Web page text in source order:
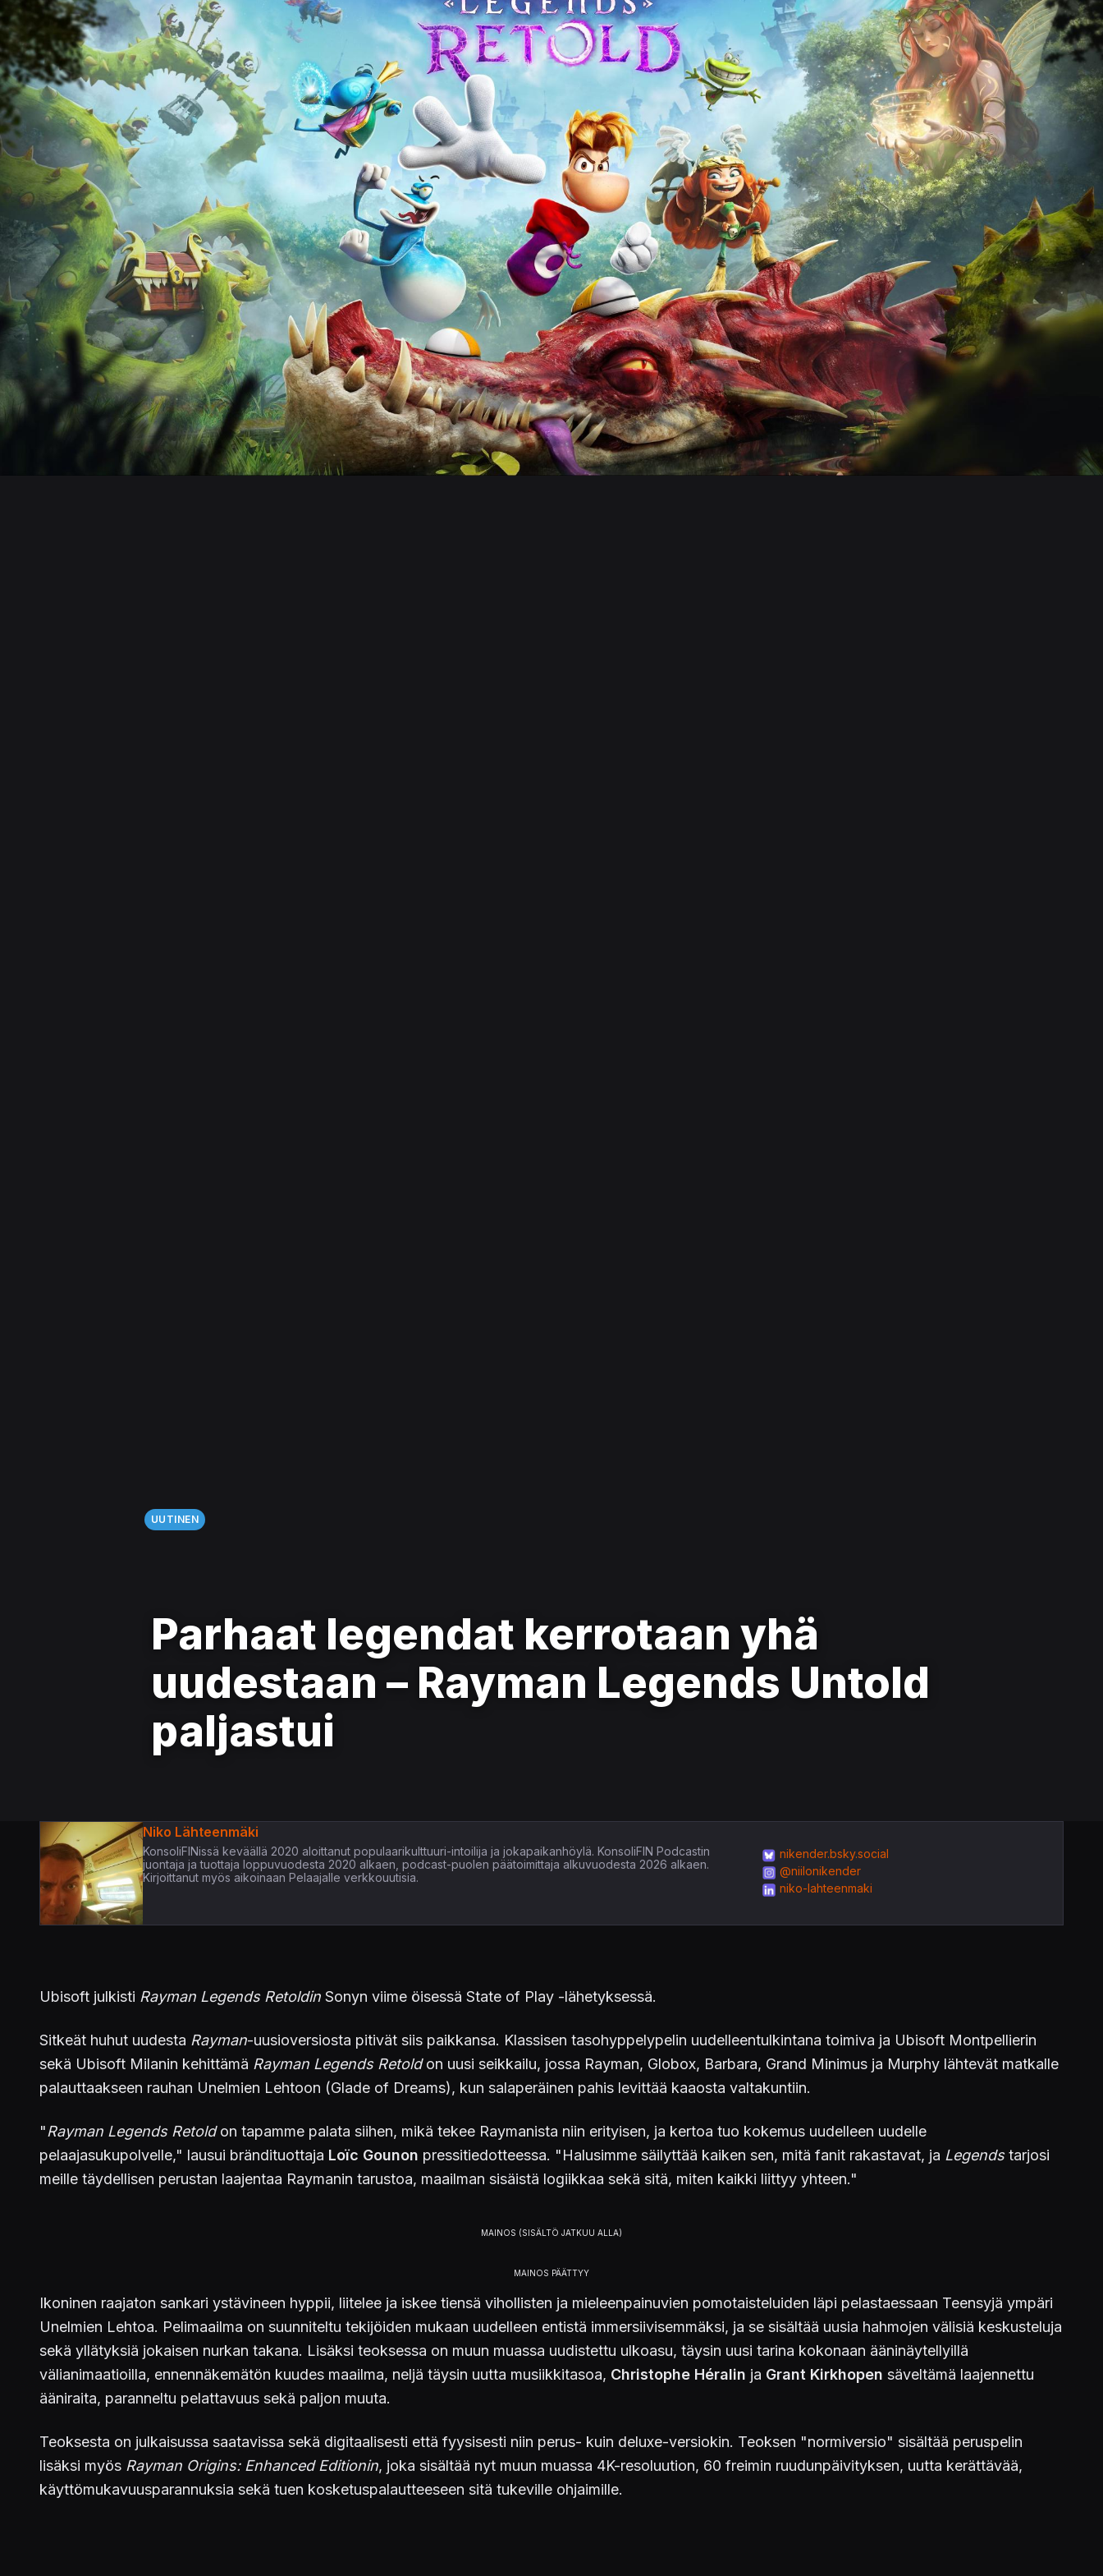
UUTINEN
Parhaat legendat kerrotaan yhä
uudestaan – Rayman Legends Untold
paljastui
Niko Lähteenmäki
KonsoliFINissä keväällä 2020 aloittanut populaarikulttuuri-intoilija ja jokapaikanhöylä. KonsoliFIN Podcastin
juontaja ja tuottaja loppuvuodesta 2020 alkaen, podcast-puolen päätoimittaja alkuvuodesta 2026 alkaen.
Kirjoittanut myös aikoinaan Pelaajalle verkkouutisia.
nikender.bsky.social
@niilonikender
niko-lahteenmaki
Ubisoft julkisti Rayman Legends Retoldin Sonyn viime öisessä State of Play -lähetyksessä.
Sitkeät huhut uudesta Rayman-uusioversiosta pitivät siis paikkansa. Klassisen tasohyppelypelin uudelleentulkintana toimiva ja Ubisoft Montpellierin
sekä Ubisoft Milanin kehittämä Rayman Legends Retoldon uusi seikkailu, jossa Rayman, Globox, Barbara, Grand Minimus ja Murphy lähtevät matkalle
palauttaakseen rauhan Unelmien Lehtoon (Glade of Dreams), kun salaperäinen pahis levittää kaaosta valtakuntiin.
"Rayman Legends Retoldon tapamme palata siihen, mikä tekee Raymanista niin erityisen, ja kertoa tuo kokemus uudelleen uudelle
pelaajasukupolvelle," lausui brändituottaja Loïc Gounon pressitiedotteessa. "Halusimme säilyttää kaiken sen, mitä fanit rakastavat, ja Legendstarjosi
meille täydellisen perustan laajentaa Raymanin tarustoa, maailman sisäistä logiikkaa sekä sitä, miten kaikki liittyy yhteen."
Ikoninen raajaton sankari ystävineen hyppii, liitelee ja iskee tiensä vihollisten ja mieleenpainuvien pomotaisteluiden läpi pelastaessaan Teensyjä ympäri
Unelmien Lehtoa. Pelimaailma on suunniteltu tekijöiden mukaan uudelleen entistä immersiivisemmäksi, ja se sisältää uusia hahmojen välisiä keskusteluja
sekä yllätyksiä jokaisen nurkan takana. Lisäksi teoksessa on muun muassa uudistettu ulkoasu, täysin uusi tarina kokonaan ääninäytellyillä
välianimaatioilla, ennennäkemätön kuudes maailma, neljä täysin uutta musiikkitasoa, Christophe Héralin ja Grant Kirkhopen säveltämä laajennettu
ääniraita, paranneltu pelattavuus sekä paljon muuta.
Teoksesta on julkaisussa saatavissa sekä digitaalisesti että fyysisesti niin perus- kuin deluxe-versiokin. Teoksen "normiversio" sisältää peruspelin
lisäksi myös Rayman Origins: Enhanced Editionin, joka sisältää nyt muun muassa 4K-resoluution, 60 freimin ruudunpäivityksen, uutta kerättävää,
käyttömukavuusparannuksia sekä tuen kosketuspalautteeseen sitä tukeville ohjaimille.